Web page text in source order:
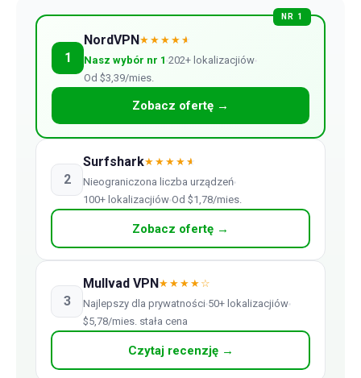
NR 1
1
NordVPN ★★★★ ★
Nasz wybór nr 1 202+ lokalizacjiów
Od $3,39/mies.
Zobacz ofertę →
2
Surfshark★★★★ ★
Nieograniczona liczba urządzeń
100+ lokalizacjiów Od $1,78/mies.
Zobacz ofertę →
3
Mullvad VPN ★★★★☆
Najlepszy dla prywatności 50+ lokalizacjiów
$5,78/mies. stała cena
Czytaj recenzję →